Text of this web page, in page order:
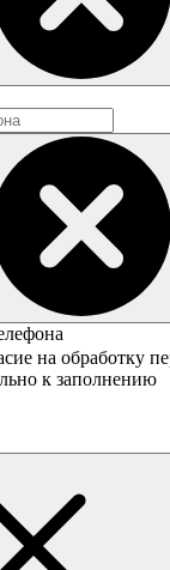
на обработку
к заполнению